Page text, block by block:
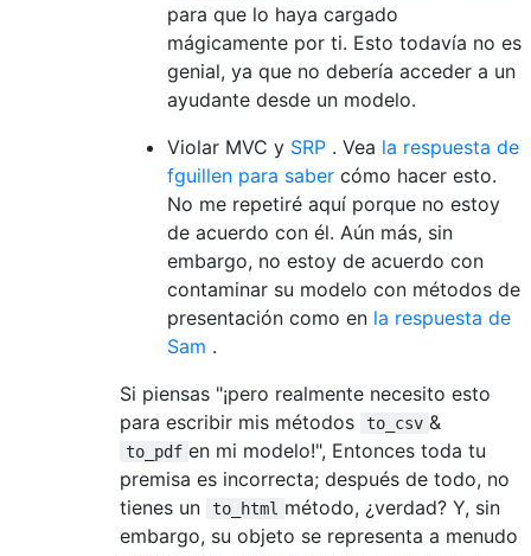
para que lo haya cargado
mágicamente por ti. Esto todavía no es
genial, ya que no debería acceder a un
ayudante desde un modelo.
Violar MVC y SRP . Vea la respuesta de
fguillen para saber cómo hacer esto.
No me repetiré aquí porque no estoy
de acuerdo con él. Aún más, sin
embargo, no estoy de acuerdo con
contaminar su modelo con métodos de
presentación como en la respuesta de
Sam .
Si piensas "¡pero realmente necesito esto
para escribir mis métodos
to_csv &
to_pdf en mi modelo!", Entonces toda tu
premisa es incorrecta; después de todo, no
tienes un
to_html método, ¿verdad? Y, sin
embargo, su objeto se representa a menudo